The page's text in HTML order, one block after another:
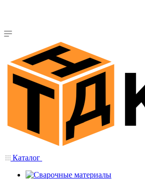
Каталог